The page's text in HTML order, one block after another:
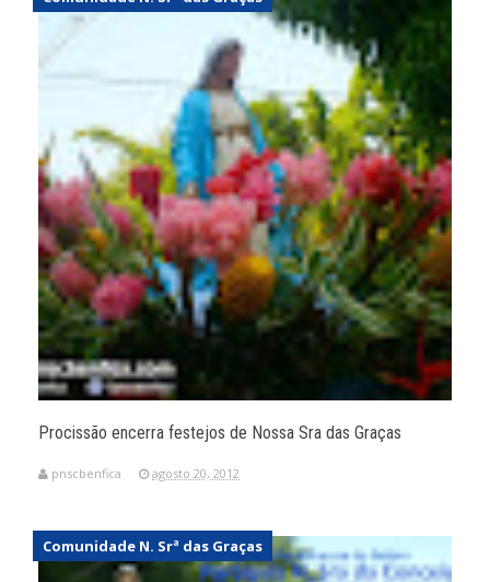
Procissão encerra festejos de Nossa Sra das Graças
pnscbenfica agosto 20, 2012
Comunidade N. Srª das Graças